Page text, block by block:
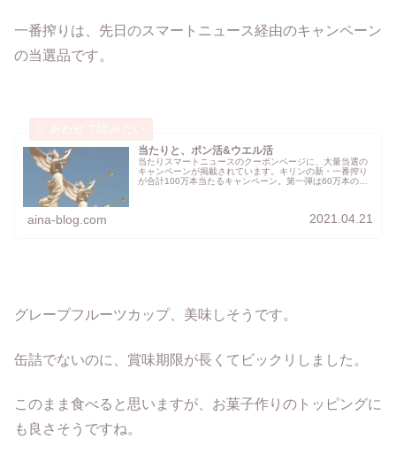
一番搾りは、先日のスマートニュース経由のキャンペーン
の当選品です。
当たりと、ポン活&ウエル活
当たりスマートニュースのクーポンページに、大量当選の
キャンペーンが掲載されています。キリンの新・一番搾り
が合計100万本当たるキャンペーン。第一弾は60万本のよ
aina-blog.com 2021.04.21
グレープフルーツカップ、美味しそうです。
缶詰でないのに、賞味期限が長くてビックリしました。
このまま食べると思いますが、お菓子作りのトッピングに
も良さそうですね。